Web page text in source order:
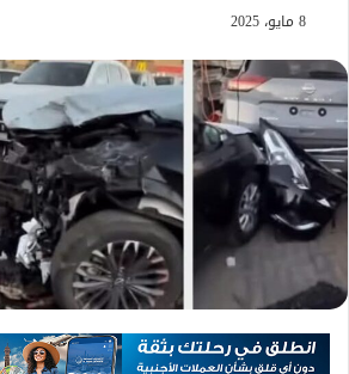
8 مايو، 2025